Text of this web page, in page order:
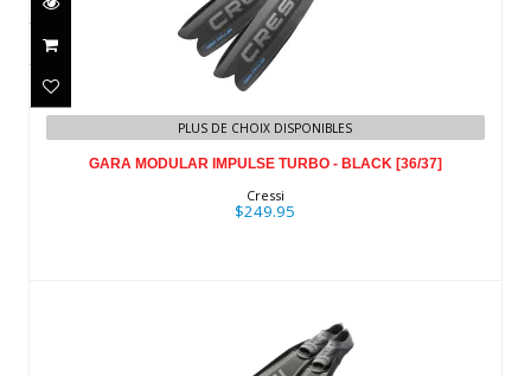
GARA MODULAR IMPULSE TURBO -
BLACK [36/37]
$249.95
PLUS DE CHOIX DISPONIBLES
GARA MODULAR IMPULSE TURBO - BLACK [36/37]
Cressi
$249.95